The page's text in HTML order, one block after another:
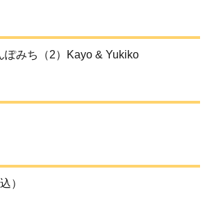
ぽみち（2）Kayo & Yukiko
）